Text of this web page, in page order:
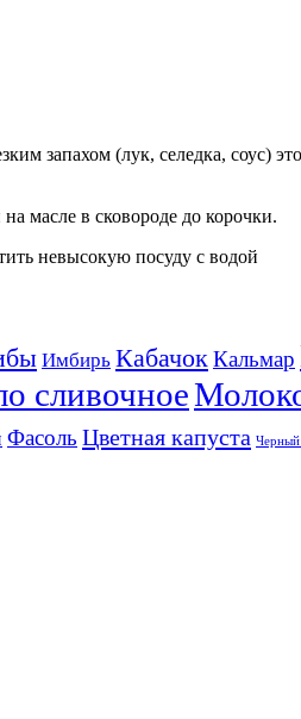
запахом (лук, селедка, соус)
масле в сковороде до корочки.
невысокую посуду с водой
Имбирь КабачокКальмар
сливочное
Фасоль Цветная капуста Черный